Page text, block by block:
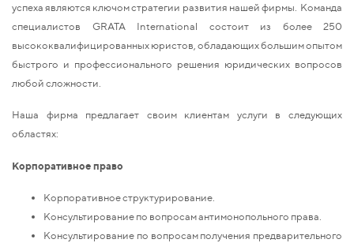
успеха являются ключом стратегии развития нашей фирмы. Команда
специалистов GRATA International состоит из более 250
высококвалифицированных юристов, обладающих большим опытом
быстрого и профессионального решения юридических вопросов
любой сложности.
Наша фирма предлагает своим клиентам услуги в следующих
областях:
Корпоративное право
Корпоративное структурирование.
Консультирование по вопросам антимонопольного права.
Консультирование по вопросам получения предварительного